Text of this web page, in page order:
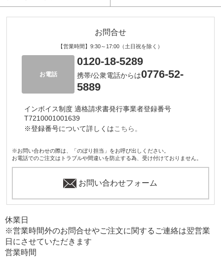
お問合せ
【営業時間】9:30～17:00（土日祝を除く）
お電話
0120-18-5289
携帯/公衆電話からは0776-52-
5889
インボイス制度 適格請求書発行事業者登録番号
T7210001001639
※登録番号について詳しくはこちら。
※お問い合わせの際は、「のぼり担当」をお呼び出しください。
お電話でのご注文はトラブルや間違いを防止する為、受け付けておりません。
お問い合わせフォーム
休業日
※営業時間外のお問合せやご注文に関するご連絡は翌営業
日にさせていただきます
営業時間